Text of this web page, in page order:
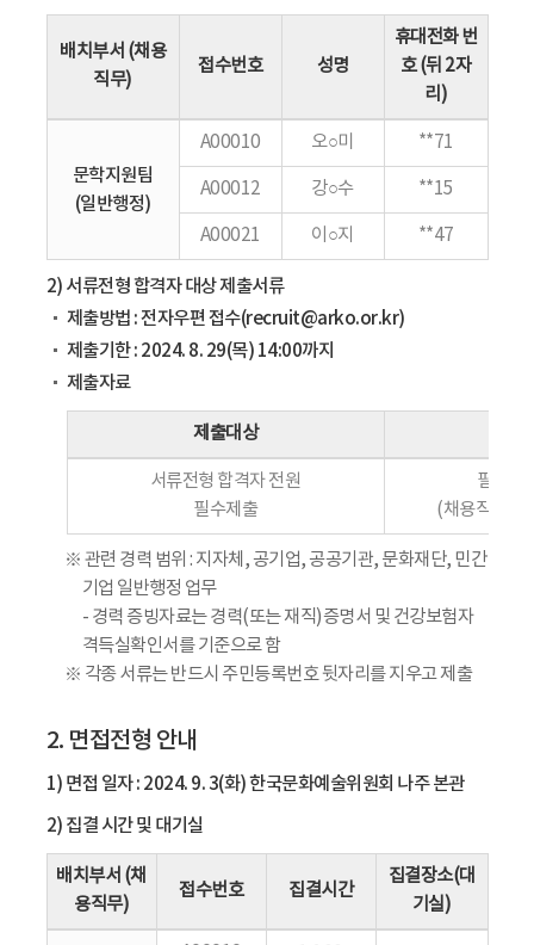
배치부서 (채용
직무)
접수번호 성명
휴대전화 번
호 (뒤 2자
리)
문학지원팀
(일반행정)
A00010 오○미 **71
A00012 강○수 **15
A00021 이○지 **47
2) 서류전형 합격자 대상 제출서류
제출방법 : 전자우편 접수(recruit@arko.or.kr)
제출기한 : 2024. 8. 29(목) 14:00까지
제출자료
제출대상
서류전형 합격자 전원
필수제출
필수응
(채용직무 관
※ 관련 경력 범위 : 지자체, 공기업, 공공기관, 문화재단, 민간
기업 일반행정 업무
- 경력 증빙자료는 경력(또는 재직)증명서 및 건강보험자
격득실확인서를 기준으로 함
※ 각종 서류는 반드시 주민등록번호 뒷자리를 지우고 제출
2. 면접전형 안내
1) 면접 일자 : 2024. 9. 3(화) 한국문화예술위원회 나주 본관
2) 집결 시간 및 대기실
배치부서 (채
용직무)
접수번호 집결시간
집결장소(대
기실)